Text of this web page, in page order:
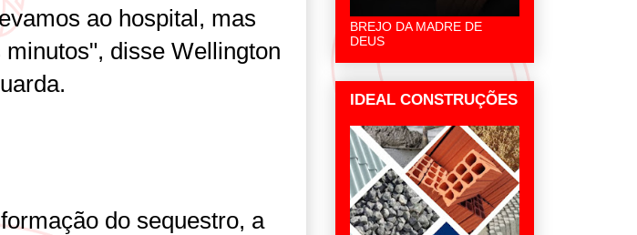
ao hospital, mas
disse Wellington
do sequestro, a
BREJO DA MADRE DE
DEUS
IDEAL CONSTRUÇÕES